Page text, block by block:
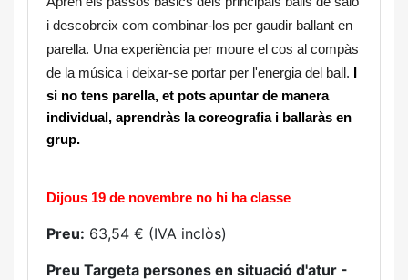
i descobreix com combinar-los per gaudir ballant en
parella. Una experiència per moure el cos al compàs
de la música i deixar-se portar per l'energia del ball.
si no tens parella, et pots apuntar de manera
individual, aprendràs la coreografia i ballaràs en
grup.
Dijous 19 de novembre no hi ha classe
Preu: 63,54 € (IVA inclòs)
Preu Targeta persones en situació d'atur -